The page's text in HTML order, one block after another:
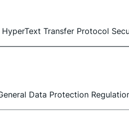
Transfer Protocol
Data Protection